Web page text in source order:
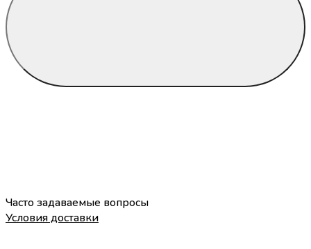
Часто задаваемые вопросы
Условия доставки